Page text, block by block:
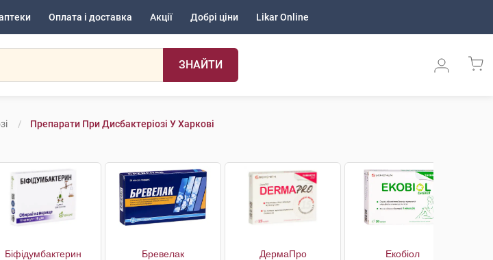
Оплата і доставка Акції Добрі ціни Likar Online
ЗНАЙТИ
Препарати При Дисбактеріозі У Харкові
Біфідумбактерин Бревелак ДермаПро Екобіол